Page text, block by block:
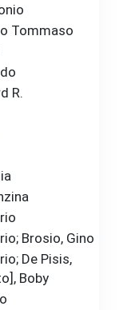
Tommaso
R.
Brosio, Gino
De Pisis,
Boby